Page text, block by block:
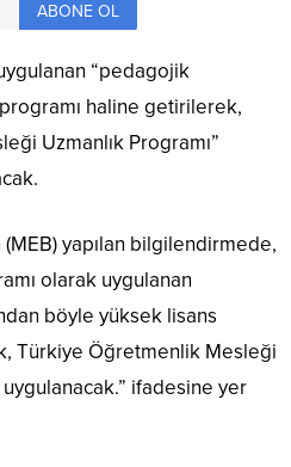
ABONE OL
“pedagojik
haline getirilerek,
Uzmanlık Programı”
(MEB) yapılan bilgilendirmede,
olarak uygulanan
böyle yüksek lisans
Türkiye Öğretmenlik Mesleği
ifadesine yer